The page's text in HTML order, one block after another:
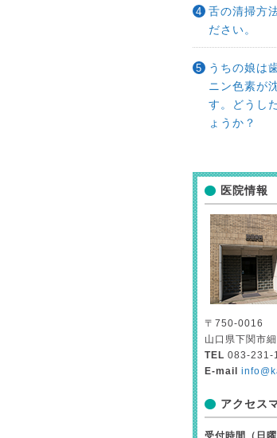
舌の清掃方
ださい。
うちの娘は
ニン色素が
す。どうし
ょうか？
医院情報
〒750-0016
山口県下関市
TEL 083-231-
E-mail
アクセス
受付時間（日曜